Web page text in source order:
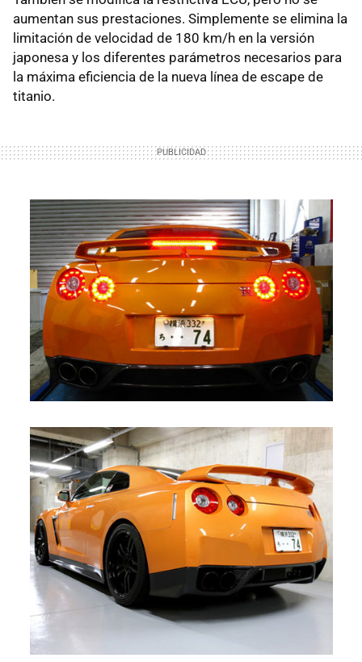
aumentan sus prestaciones. Simplemente se elimina la
limitación de velocidad de 180 km/h en la versión
japonesa y los diferentes parámetros necesarios para
la máxima eficiencia de la nueva línea de escape de
titanio.